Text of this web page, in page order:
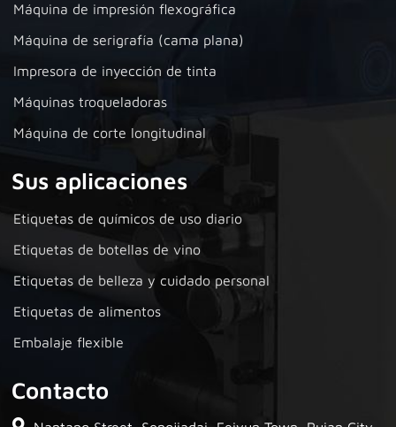
Máquina de impresión flexográfica
Máquina de serigrafía (cama plana)
Impresora de inyección de tinta
Máquinas troqueladoras
Máquina de corte longitudinal
Sus aplicaciones
Etiquetas de químicos de uso diario
Etiquetas de botellas de vino
Etiquetas de belleza y cuidado personal
Etiquetas de alimentos
Embalaje flexible
Contacto